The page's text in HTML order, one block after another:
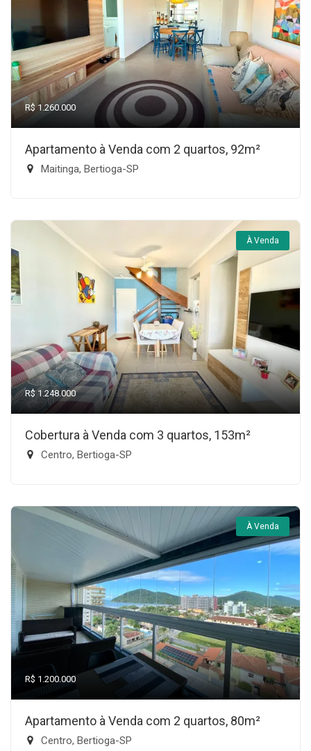
R$ 1.260.000
Apartamento à Venda com 2 quartos, 92m²
Maitinga, Bertioga-SP
À Venda
R$ 1.248.000
Cobertura à Venda com 3 quartos, 153m²
Centro, Bertioga-SP
À Venda
R$ 1.200.000
Apartamento à Venda com 2 quartos, 80m²
Centro, Bertioga-SP